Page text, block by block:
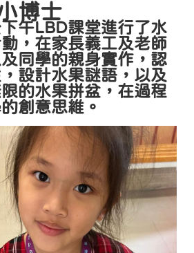
博士
午LBD課堂進行了水
，在家長義工及老師
同學的親身實作，認
設計水果謎語，以及
的水果拼盆，在過程
創意思維。